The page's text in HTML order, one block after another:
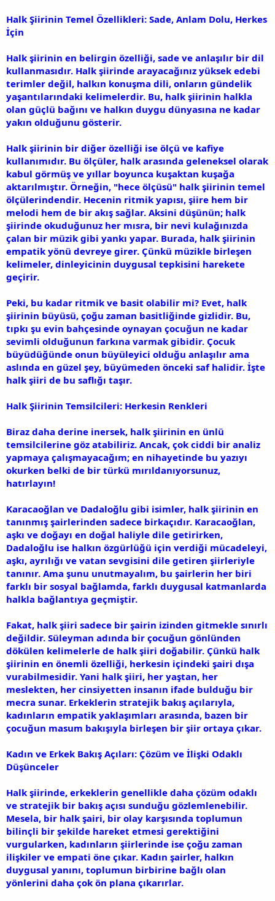
Halk Şiirinin Temel Özellikleri: Sade, Anlam Dolu, Herkes
İçin
Halk şiirinin en belirgin özelliği, sade ve anlaşılır bir dil
kullanmasıdır. Halk şiirinde arayacağınız yüksek edebi
terimler değil, halkın konuşma dili, onların gündelik
yaşantılarındaki kelimelerdir. Bu, halk şiirinin halkla
olan güçlü bağını ve halkın duygu dünyasına ne kadar
yakın olduğunu gösterir.
Halk şiirinin bir diğer özelliği ise ölçü ve kafiye
kullanımıdır. Bu ölçüler, halk arasında geleneksel olarak
kabul görmüş ve yıllar boyunca kuşaktan kuşağa
aktarılmıştır. Örneğin, "hece ölçüsü" halk şiirinin temel
ölçülerindendir. Hecenin ritmik yapısı, şiire hem bir
melodi hem de bir akış sağlar. Aksini düşünün; halk
şiirinde okuduğunuz her mısra, bir nevi kulağınızda
çalan bir müzik gibi yankı yapar. Burada, halk şiirinin
empatik yönü devreye girer. Çünkü müzikle birleşen
kelimeler, dinleyicinin duygusal tepkisini harekete
geçirir.
Peki, bu kadar ritmik ve basit olabilir mi? Evet, halk
şiirinin büyüsü, çoğu zaman basitliğinde gizlidir. Bu,
tıpkı şu evin bahçesinde oynayan çocuğun ne kadar
sevimli olduğunun farkına varmak gibidir. Çocuk
büyüdüğünde onun büyüleyici olduğu anlaşılır ama
aslında en güzel şey, büyümeden önceki saf halidir. İşte
halk şiiri de bu saflığı taşır.
Halk Şiirinin Temsilcileri: Herkesin Renkleri
Biraz daha derine inersek, halk şiirinin en ünlü
temsilcilerine göz atabiliriz. Ancak, çok ciddi bir analiz
yapmaya çalışmayacağım; en nihayetinde bu yazıyı
okurken belki de bir türkü mırıldanıyorsunuz,
hatırlayın!
Karacaoğlan ve Dadaloğlu gibi isimler, halk şiirinin en
tanınmış şairlerinden sadece birkaçıdır. Karacaoğlan,
aşkı ve doğayı en doğal haliyle dile getirirken,
Dadaloğlu ise halkın özgürlüğü için verdiği mücadeleyi,
aşkı, ayrılığı ve vatan sevgisini dile getiren şiirleriyle
tanınır. Ama şunu unutmayalım, bu şairlerin her biri
farklı bir sosyal bağlamda, farklı duygusal katmanlarda
halkla bağlantıya geçmiştir.
Fakat, halk şiiri sadece bir şairin izinden gitmekle sınırlı
değildir. Süleyman adında bir çocuğun gönlünden
dökülen kelimelerle de halk şiiri doğabilir. Çünkü halk
şiirinin en önemli özelliği, herkesin içindeki şairi dışa
vurabilmesidir. Yani halk şiiri, her yaştan, her
meslekten, her cinsiyetten insanın ifade bulduğu bir
mecra sunar. Erkeklerin stratejik bakış açılarıyla,
kadınların empatik yaklaşımları arasında, bazen bir
çocuğun masum bakışıyla birleşen bir şiir ortaya çıkar.
Kadın ve Erkek Bakış Açıları: Çözüm ve İlişki Odaklı
Düşünceler
Halk şiirinde, erkeklerin genellikle daha çözüm odaklı
ve stratejik bir bakış açısı sunduğu gözlemlenebilir.
Mesela, bir halk şairi, bir olay karşısında toplumun
bilinçli bir şekilde hareket etmesi gerektiğini
vurgularken, kadınların şiirlerinde ise çoğu zaman
ilişkiler ve empati öne çıkar. Kadın şairler, halkın
duygusal yanını, toplumun birbirine bağlı olan
yönlerini daha çok ön plana çıkarırlar.